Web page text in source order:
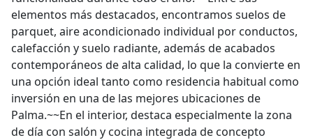
elementos más destacados, encontramos suelos de
parquet, aire acondicionado individual por conductos,
calefacción y suelo radiante, además de acabados
contemporáneos de alta calidad, lo que la convierte en
una opción ideal tanto como residencia habitual como
inversión en una de las mejores ubicaciones de
Palma.~~En el interior, destaca especialmente la zona
de día con salón y cocina integrada de concepto